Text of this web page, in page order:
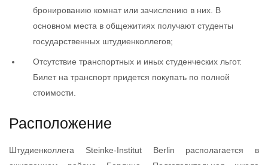
бронированию комнат или зачислению в них. В
основном места в общежитиях получают студенты
государственных штудиенколлегов;
Отсутствие транспортных и иных студенческих льгот.
Билет на транспорт придется покупать по полной
стоимости.
Расположение
Штудиенколлега Steinke-Institut Berlin располагается в